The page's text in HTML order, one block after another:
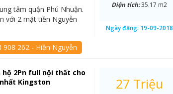
tâm quận Phú Nhuận.
với 2 mặt tiền Nguyễn
908 262 - Hiền Nguyễn
Diện tích:35.17 m2
Ngày đăng: 19-09-2018
hộ 2Pn full nội thất cho
Kingston
27 Triệu